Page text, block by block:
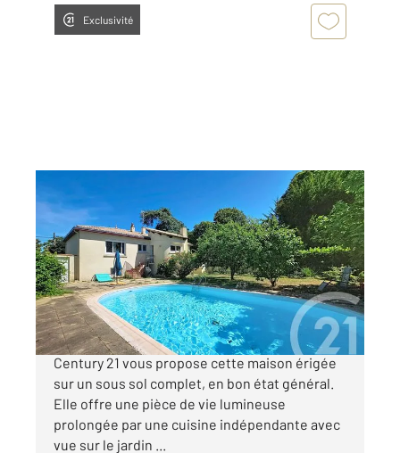
Exclusivité
LUCON 85
141 m2
, 5 pièces
Ref : 1930
Maison à vendre
216 275 €
Située à Luçon, à proximité des commerces,
Century 21 vous propose cette maison érigée
sur un sous sol complet, en bon état général.
Elle offre une pièce de vie lumineuse
prolongée par une cuisine indépendante avec
vue sur le jardin ...